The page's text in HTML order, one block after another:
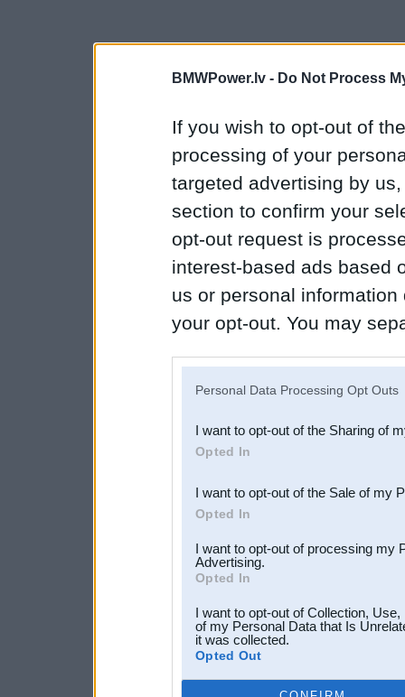
BMWPower.lv - Do Not Process
If you wish to opt-out of
processing of your
targeted advertising by
section to confirm your
opt-out request is
interest-based ads based
us or personal
your opt-out. You may
Downstream Participants
third parties.
Personal Data Processing Opt Outs
I want to opt-out of the Sharing of
Opted In
I want to opt-out of the Sale of my
Opted In
I want to opt-out of processing my
Advertising.
Opted In
I want to opt-out of Collection,
of my Personal Data that Is
it was collected.
Opted Out